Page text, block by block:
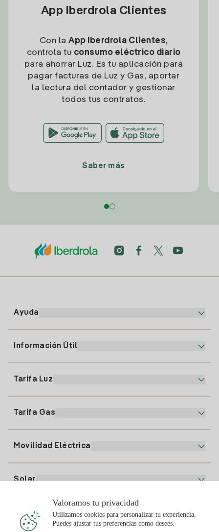
App Iberdrola Clientes
Con la App Iberdrola Clientes,
controla tu consumo eléctrico diario
para ahorrar Luz. Es tu aplicación para
pagar facturas de Luz y Gas, aportar
la lectura del contador y gestionar
todos tus contratos.
Saber más
Ayuda
91 919 52 73
clientes@tuiberdrola.es
Información Útil
Alta Gas
Tarifa Luz
Precio de la luz hoy
Tarifa Gas
Movilidad Eléctrica
Solar
Plan Solar
Te interesa
Valoramos tu privacidad
Utilizamos cookies para personalizar tu experiencia.
Puedes ajustar tus preferencias como desees.